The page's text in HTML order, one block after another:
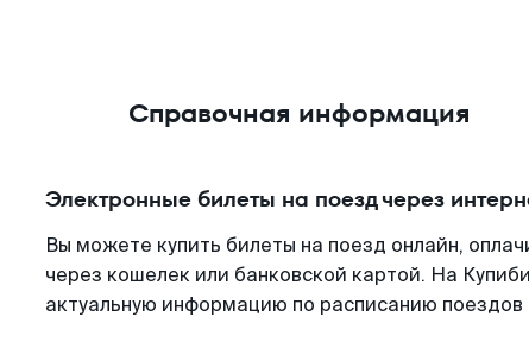
Справочная информация
Электронные билеты на поезд через
Вы можете купить билеты на поезд онлайн,
через кошелек или банковской картой. На
актуальную информацию по расписанию